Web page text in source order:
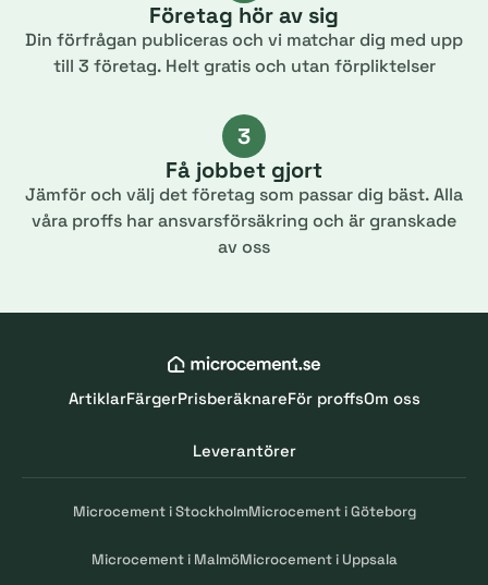
Företag hör av sig
Din förfrågan publiceras och vi matchar dig med upp
till 3 företag. Helt gratis och utan förpliktelser
3
Få jobbet gjort
Jämför och välj det företag som passar dig bäst. Alla
våra proffs har ansvarsförsäkring och är granskade
av oss
ArtiklarFärgerPrisberäknareFör proffsOm oss
Leverantörer
Microcement i StockholmMicrocement i Göteborg
Microcement i MalmöMicrocement i Uppsala